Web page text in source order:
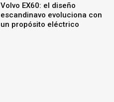
Volvo EX60: el diseño
escandinavo evoluciona con
un propósito eléctrico